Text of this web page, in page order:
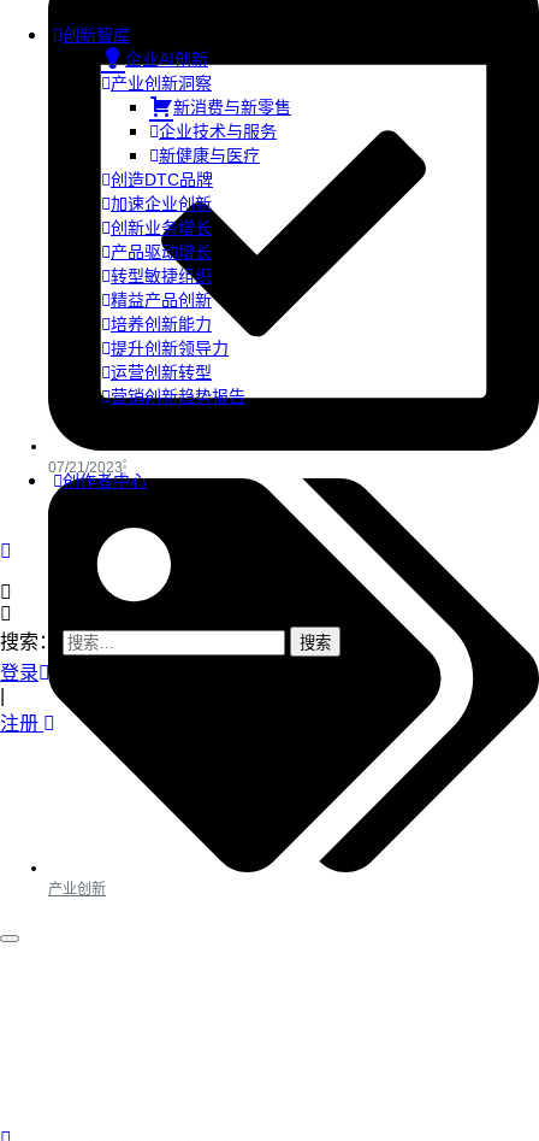
创新智库
企业AI创新
产业创新洞察
新消费与新零售
企业技术与服务
新健康与医疗
创造DTC品牌
加速企业创新
创新业务增长
产品驱动增长
转型敏捷组织
精益产品创新
培养创新能力
提升创新领导力
运营创新转型
营销创新趋势报告
创作者中心
搜索：
登录
注册
07/21/2023
产业创新